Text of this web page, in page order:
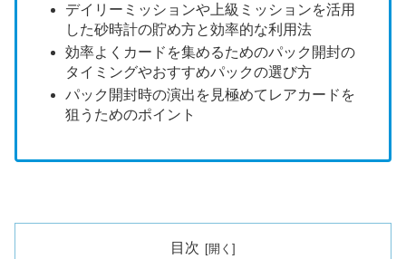
デイリーミッションや上級ミッションを活用
した砂時計の貯め方と効率的な利用法
効率よくカードを集めるためのパック開封の
タイミングやおすすめパックの選び方
パック開封時の演出を見極めてレアカードを
狙うためのポイント
目次